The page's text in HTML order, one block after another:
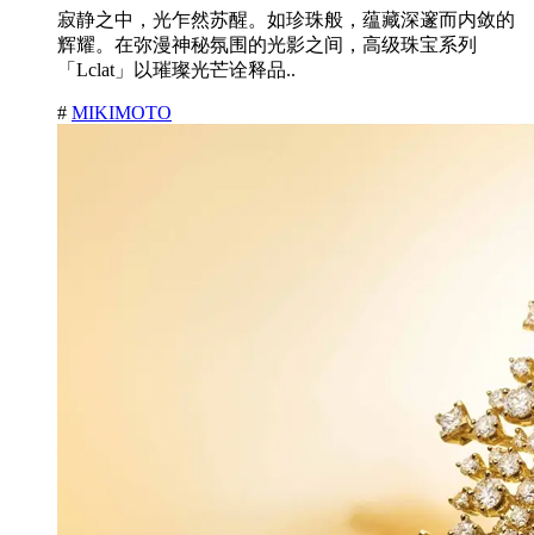
寂静之中，光乍然苏醒。如珍珠般，蕴藏深邃而内敛的
辉耀。在弥漫神秘氛围的光影之间，高级珠宝系列
「Lclat」以璀璨光芒诠释品..
# MIKIMOTO